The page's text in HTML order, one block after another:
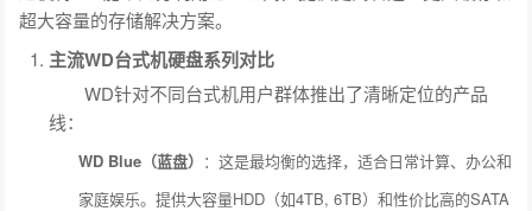
超大容量的存储解决方案。
主流WD台式机硬盘系列对比
WD针对不同台式机用户群体推出了清晰定位的产品
线：
WD Blue（蓝盘） ：这是最均衡的选择，适合日常计算、办公和
家庭娱乐。提供大容量HDD（如4TB, 6TB）和性价比高的SATA